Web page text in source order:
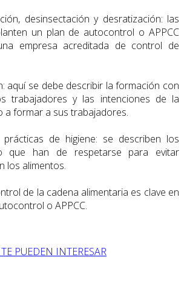
desinsectación y desratización: las
un plan de autocontrol o APPCC
empresa acreditada de control de
aquí se debe describir la formación con
trabajadores y las intenciones de la
a formar a sus trabajadores.
de higiene: se describen los
que han de respetarse para evitar
los alimentos.
de la cadena alimentaria es clave en
o APPCC.
PUEDEN INTERESAR